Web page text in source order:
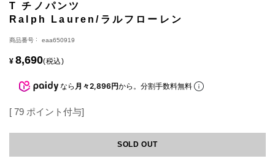
T チノパンツ
Ralph Lauren/ラルフローレン
商品番号 eaa650919
¥ 8,690 税込
なら 月々2,896円から。分割手数料無料
[ 79 ポイント付与]
SOLD OUT